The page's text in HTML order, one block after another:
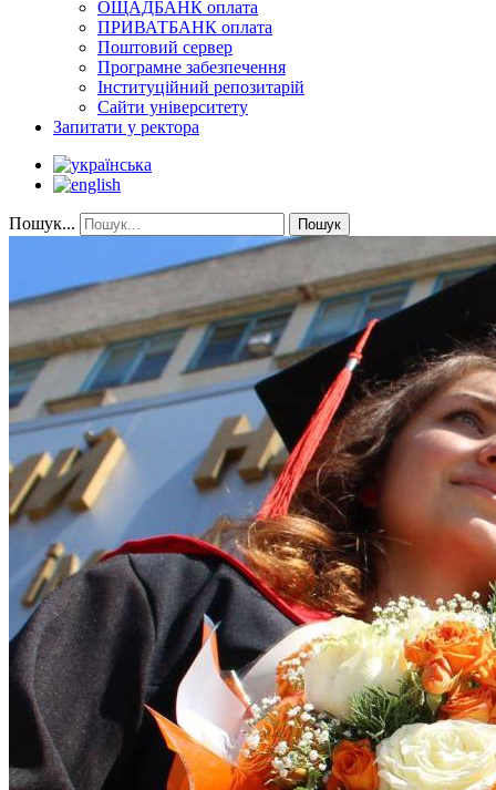
ОЩАДБАНК оплата
ПРИВАТБАНК оплата
Поштовий сервер
Програмне забезпечення
Інституційний репозитарій
Сайти університету
Запитати у ректора
Пошук... Пошук